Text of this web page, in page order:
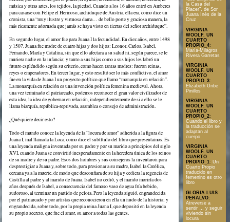
música y otras artes, los tejidos, la piedad. Cuando a los 16 años entró en Amberes
para casarse con Felipe el Hermoso, archiduque de Austria, ella era, como dice un
cronista, una “muy ilustre y virtuosa dama… de bello porte y graciosa manera, la
más ricamente adornada que jamás se haya visto en tierras del señor archiduque”.
En segundo lugar, el amor fue para Juana I la fecundidad. En diez años, entre 1498
y 1507, Juana fue madre de cuatro hijas y dos hijos: Leonor, Carlos, Isabel,
Fernando, María y Catalina, sin que ello afectara a su salud ni, según parece, se le
muriera nadie en la infancia; y tanto a sus hijas como a sus hijos les labró un
futuro espléndido según su criterio, como hacen tantas madres: fueron reinas,
reyes o emperadores. En tercer lugar, y esto resultó ser lo más conflictivo, el amor
fue en la vida de Juana I un proyecto político que llamo “monarquía en relación”.
La monarquía en relación es una invención política femenina medieval. Ahora,
una vez terminado el patriarcado, podemos reconocer el gran valor civilizador de
esta idea, la idea de gobernar en relación, independientemente de si a ello se le
llama biarquía, república-reprivada, asamblea o consejo de administración.
¿Qué quiere decir esto?
Todo el mundo conoce la leyenda de la “locura de amor” adherida a la figura de
Juana I, mal llamada la Loca, como dice el subtítulo del libro que presentamos. Es
una leyenda maligna inventada por su padre y por su marido a principios del siglo
XVI, cuando Juana se convirtió inesperadamente en la heredera única de los reinos
de su madre y de su padre. Esos dos hombres y sus consejeros la inventaron para
desprestigiar a Juana y, sobre todo, para presionar a su madre, Isabel la Católica,
cercana ya a la muerte, de modo que desconfiara de su hija y cediera la regencia de
Castilla al padre y al marido de Juana. Isabel no cedió, y el marido moriría dos
años después de Isabel, a consecuencia del famoso vaso de agua fría bebido,
sudoroso, al terminar un partido de pelota. Pero la leyenda siguió, engrandecida
por el patriarcado y por artistas que reconocieron en ella un nudo de la historia; y
engrandecida, sobre todo, por la propia reina Juana I, que depositó en la leyenda
su propio secreto, que fue el amor, su amor a todas las gentes.
la Casa del
Placer", de Sor
Juana Inés de la
Cruz
VIRGINIA
WOOLF. UN
CUARTO
PROPIO_4:
María-Milagros
Rivera Garretas
VIRGINIA
WOOLF. UN
CUARTO
PROPIO_3:
Elizabeth Uribe
Pinillos
VIRGINIA
WOOLF. UN
CUARTO
PROPIO_2:
Cuando el libro y
la traducción se
adaptan al
cuerpo
VIRGINIA
WOOLF. UN
CUARTO
PROPIO_1: Un
Cuarto Propio
traducido en
femenino es otro
libro
GLORIA LUIS
PERALVO:
Atreverse a
sentir … y seguir
viviendo sin
locura